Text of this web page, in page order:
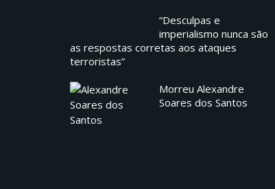
“Desculpas e
imperialismo nunca são
as respostas corretas aos ataques
terroristas”
Morreu Alexandre
Soares dos Santos